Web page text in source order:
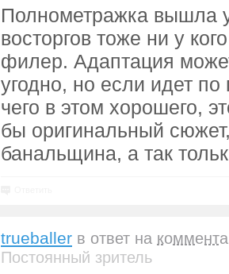
Полнометражка вышла
восторгов тоже ни у
филер. Адаптация
угодно, но если идет
чего в этом хорошего,
бы оригинальный
банальщина, а так
trueballer в ответ на
Постоянный зритель